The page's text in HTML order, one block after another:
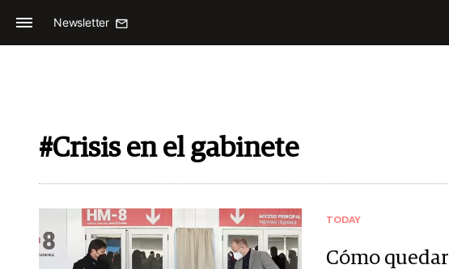
Newsletter
#Crisis en el gabinete
TODAY
Cómo